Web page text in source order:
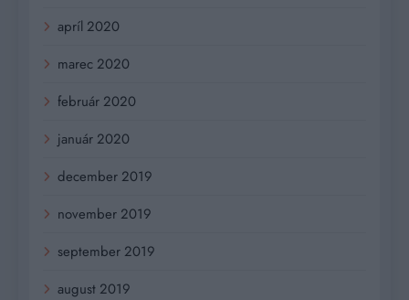
apríl 2020
marec 2020
február 2020
január 2020
december 2019
november 2019
september 2019
august 2019